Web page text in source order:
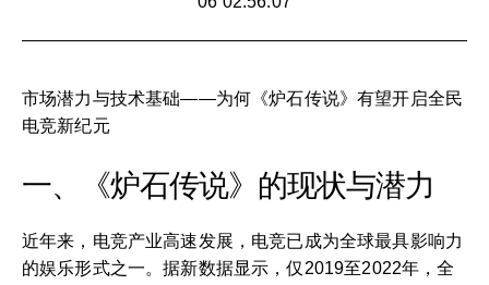
市场潜力与技术基础——为何《炉石传说》有望开启全民
电竞新纪元
一、《炉石传说》的现状与潜力
近年来，电竞产业高速发展，电竞已成为全球最具影响力
的娱乐形式之一。据新数据显示，仅2019至2022年，全